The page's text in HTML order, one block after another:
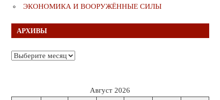
ЭКОНОМИКА И ВООРУЖЁННЫЕ СИЛЫ
АРХИВЫ
Архивы
Август 2026